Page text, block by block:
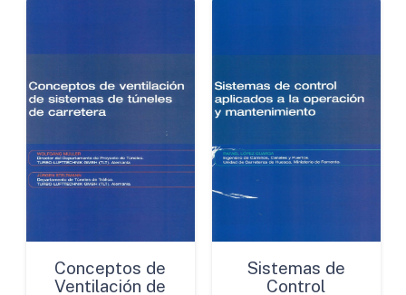
Conceptos de
Ventilación de
Sistemas de
Control